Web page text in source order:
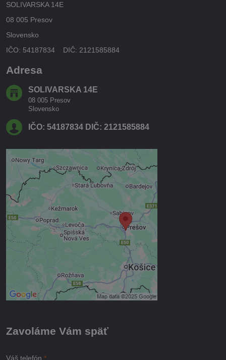
SOLIVARSKA 14E
08 005 Presov
Slovensko
IČO: 54187834 DIČ: 2121585884
Adresa
SOLIVARSKA 14E
08 005 Presov
Slovensko
IČO: 54187834 DIČ: 2121585884
Externý obsah je blokovaný
Voľbami súkromia
Prajete si načítať externý obsah?
Povoliť tentokrát
Povoliť a zapamätať - súhlas s
druhom cookie: Funkčné
Otvoriť obsah v novom okne
Zavoláme Vám späť
Váš telefón *